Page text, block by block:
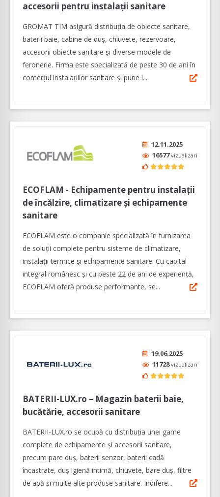
accesorii pentru instalații sanitare
GROMAT TIM asigură distribuția de obiecte sanitare,
baterii baie, cabine de duș, chiuvete, rezervoare,
accesorii obiecte sanitare și diverse modele de
feronerie. Firma este specializată de peste 30 de ani în
comerțul instalațiilor sanitare și pune l...
12.11.2025
16577vizualizari
ECOFLAM - Echipamente pentru instalații
de încălzire, climatizare și echipamente
sanitare
ECOFLAM este o companie specializată în furnizarea
de soluții complete pentru sisteme de climatizare,
instalații termice și echipamente sanitare. Cu capital
integral românesc și cu peste 22 de ani de experiență,
ECOFLAM oferă produse performante, se...
19.06.2025
11728vizualizari
BATERII-LUX.ro – Magazin baterii baie,
bucătărie, accesorii sanitare
BATERII-LUX.ro se ocupă cu distribuția unei game
complete de echipamente și accesorii sanitare,
precum pare duș, baterii senzor, baterii cadă
încastrate, duș igienă intimă, chiuvete, bare duș, filtre
de apă și multe alte produse sanitare. Indifere...